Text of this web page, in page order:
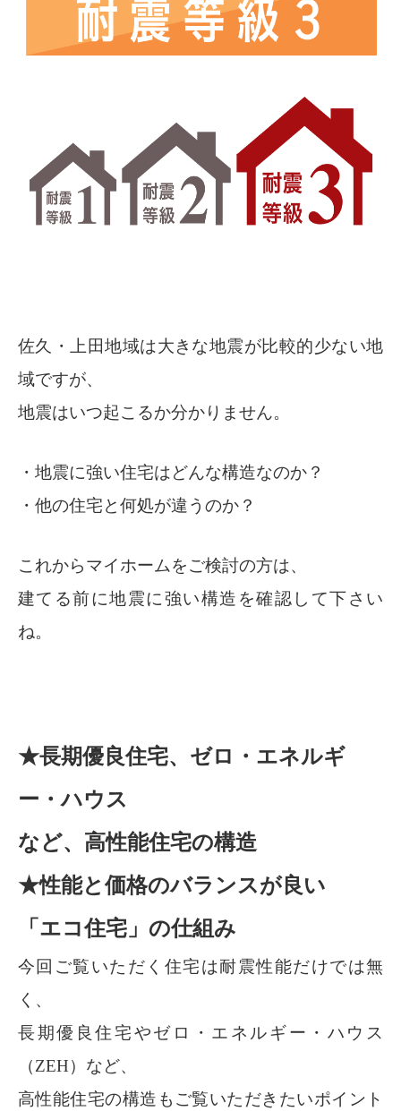
佐久・上田地域は大きな地震が比較的少ない地
域ですが、
地震はいつ起こるか分かりません。
・地震に強い住宅はどんな構造なのか？
・他の住宅と何処が違うのか？
これからマイホームをご検討の方は、
建てる前に地震に強い構造を確認して下さい
ね。
★長期優良住宅、ゼロ・エネルギ
ー・ハウス
など、高性能住宅の構造
★性能と価格のバランスが良い
「エコ住宅」の仕組み
今回ご覧いただく住宅は耐震性能だけでは無
く、
長期優良住宅やゼロ・エネルギー・ハウス
（ZEH）など、
高性能住宅の構造もご覧いただきたいポイント